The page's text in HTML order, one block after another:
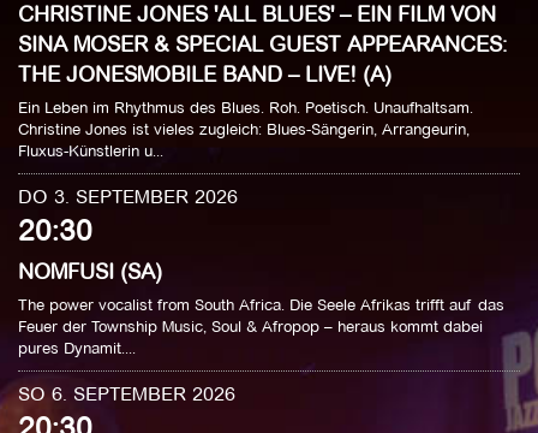
CHRISTINE JONES 'ALL BLUES' – EIN FILM VON
SINA MOSER & SPECIAL GUEST APPEARANCES:
THE JONESMOBILE BAND – LIVE! (A)
Ein Leben im Rhythmus des Blues. Roh. Poetisch. Unaufhaltsam.
Christine Jones ist vieles zugleich: Blues-Sängerin, Arrangeurin,
Fluxus-Künstlerin u...
DO 3. SEPTEMBER 2026
20:30
NOMFUSI (SA)
The power vocalist from South Africa. Die Seele Afrikas trifft auf das
Feuer der Township Music, Soul & Afropop – heraus kommt dabei
pures Dynamit....
SO 6. SEPTEMBER 2026